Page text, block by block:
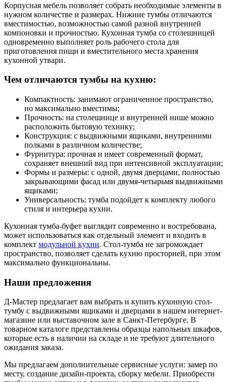
Корпусная мебель позволяет собрать необходимые элементы в
нужном количестве и размерах. Нижние тумбы отличаются
вместимостью, возможностью самой разной внутренней
компоновки и прочностью. Кухонная тумба со столешницей
одновременно выполняет роль рабочего стола для
приготовления пищи и вместительного места хранения
кухонной утвари.
Чем отличаются тумбы на кухню:
Компактность: занимают ограниченное пространство,
но максимально вместимы;
Прочность: на столешнице и внутренней нише можно
расположить бытовую технику;
Конструкция: с выдвижными ящиками, внутренними
полками в различном количестве;
Фурнитура: прочная и имеет современный формат,
сохраняет внешний вид при интенсивной эксплуатации;
Формы и размеры: с одной, двумя дверцами, полностью
закрывающими фасад или двумя-четырьмя выдвижными
ящиками;
Универсальность: тумба подойдет к комплекту любого
стиля и интерьера кухни.
Кухонная тумба-буфет выглядит современно и востребована,
может использоваться как отдельный элемент и входить в
комплект модульной кухни. Стол-тумба не загромождает
пространство, позволяет сделать кухню просторней, при этом
максимально функциональны.
Наши предложения
Д-Мастер предлагает вам выбрать и купить кухонную стол-
тумбу с выдвижными ящиками и дверцами в нашем интернет-
магазине или выставочном зале в Санкт-Петербурге. В
товарном каталоге представлены образцы напольных шкафов,
которые есть в наличии на складе и не требуют длительного
ожидания заказа.
Мы предлагаем дополнительные сервисные услуги: замер по
месту, создание дизайн-проекта, сборку мебели. Приобрести